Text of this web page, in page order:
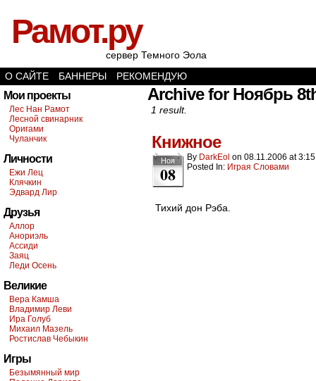
Рамот.ру
сервер Темного Эола
О САЙТЕ
БАННЕРЫ РЕКОМЕНДУЮ
Мои проекты
Лес Нан Рамот
Лесной свинарник
Оригами
Чуланчик
Личности
Ежи Лец
Клячкин
Эдвард Лир
Друзья
Аллор
Анориэль
Ассиди
Заяц
Леди Осень
Великие
Вера Камша
Владимир Леви
Ира Голуб
Михаил Мазель
Ростислав Чебыкин
Игры
Безымянный мир
Archive for Ноябрь
1 result.
Книжное
Ноя
08
By DarkEol on 08.11.2006 at
Posted In: Играя Словами
Тихий дон Рэба.